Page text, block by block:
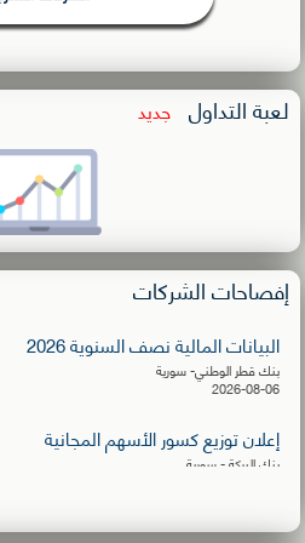
لعبة التداول جديد
إفصاحات الشركات
البيانات المالية نصف السنوية 2026
بنك قطر الوطني- سورية
2026-08-06
إعلان توزيع كسور الأسهم المجانية
بنك البركة - سورية
البيانات المالية نصف السنوية 2026